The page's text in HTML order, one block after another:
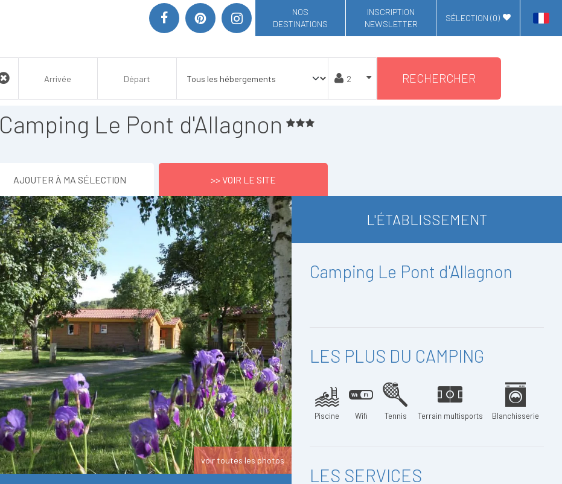
NOS
DESTINATIONS
INSCRIPTION
NEWSLETTER
SÉLECTION (0)
RECHERCHER
Camping Le Pont d'Allagnon
AJOUTER À MA SÉLECTION >> VOIR LE SITE
voir toutes les photos
L'ÉTABLISSEMENT
Camping Le Pont d'Allagnon
LES PLUS DU CAMPING
Piscine Wifi Tennis Terrain multisports Blanchisserie
LES SERVICES